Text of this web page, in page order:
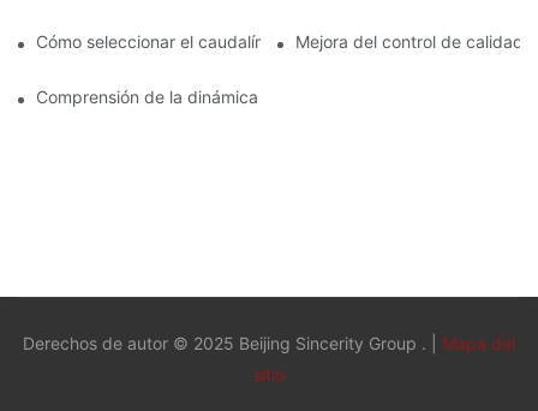
Cómo seleccionar el caudalímetro ATEX adecuado para
Mejora del control de calidad
Comprensión de la dinámica de la medición del flujo másico de
Derechos de autor © 2025 Beijing Sincerity Group . |
Mapa del
sitio